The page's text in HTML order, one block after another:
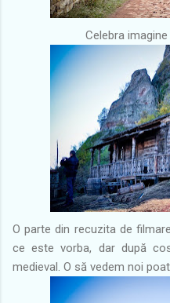
Celebra imagine
O parte din recuzita de
ce este vorba, dar după
medieval. O să vedem noi